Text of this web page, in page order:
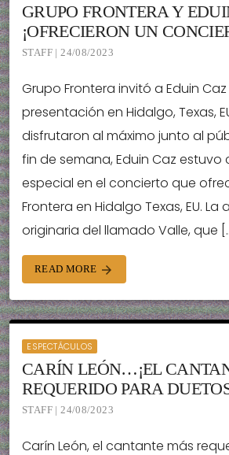
GRUPO FRONTERA Y
¡OFRECIERON UN
STAFF | 24/08/2023
Grupo Frontera invitó a Eduin
presentación en Hidalgo, Texas,
disfrutaron al máximo junto al
fin de semana, Eduin Caz
especial en el concierto que
Frontera en Hidalgo Texas, EU.
originaria del llamado Valle, que
READ MORE arrow_forward
ESPECTÁCULOS
CARÍN LEÓN…¡EL
REQUERIDO PARA
STAFF | 24/08/2023
Carín León, el cantante más